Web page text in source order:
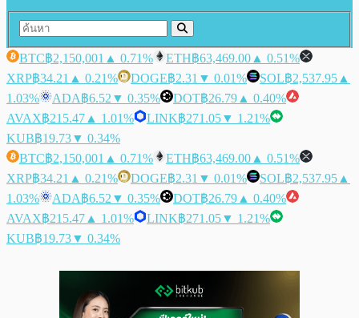
BTC฿2,150,001 ▲ 0.71% ETH฿63,469.00 ▲ 0.51%
XRP฿34.21 ▲ 0.21% DOGE฿2.31 ▼ 0.01% SOL฿2,537.95 ▲
1.03%
ADA฿6.52 ▼ 0.35% DOT฿26.79 ▲ 0.40%
AVAX฿215.47 ▲ 1.01% LINK฿271.05▼ 1.21%
KUB฿19.73▼ 0.34%
BTC฿2,150,001 ▲ 0.71% ETH฿63,469.00 ▲ 0.51%
XRP฿34.21 ▲ 0.21% DOGE฿2.31 ▼ 0.01% SOL฿2,537.95 ▲
1.03%
ADA฿6.52 ▼ 0.35% DOT฿26.79 ▲ 0.40%
AVAX฿215.47 ▲ 1.01% LINK฿271.05▼ 1.21%
KUB฿19.73▼ 0.34%